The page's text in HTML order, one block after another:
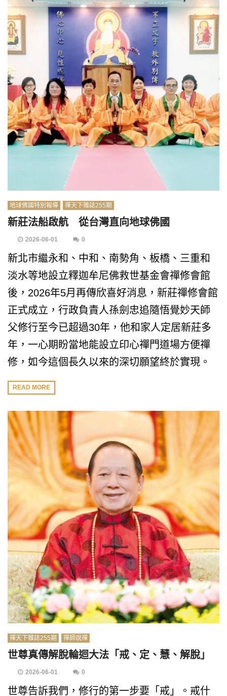
地球佛國特別報導 禪天下雜誌255期
新莊法船啟航 從台灣直向地球佛國
2026-06-01 0
新北市繼永和、中和、南勢角、板橋、三重和
淡水等地設立釋迦牟尼佛救世基金會禪修會館
後，2026年5月再傳欣喜好消息，新莊禪修會館
正式成立，行政負責人孫劍忠追隨悟覺妙天師
父修行至今已超過30年，他和家人定居新莊多
年，一心期盼當地能設立印心禪門道場方便禪
修，如今這個長久以來的深切願望終於實現。
READ MORE
禪天下雜誌255期 禪師說禪
世尊真傳解脫輪迴大法「戒、定、慧、解脫」
2026-06-01 0
世尊告訴我們，修行的第一步要「戒」。戒什